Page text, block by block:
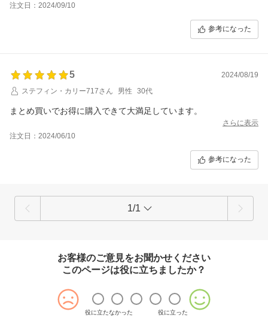
注文日：2024/09/10
参考になった
5
2024/08/19
ステフィン・カリー717さん
男性 30代
まとめ買いでお得に購入できて大満足しています。
さらに表示
注文日：2024/06/10
参考になった
1/1
お客様のご意見をお聞かせください
このページは役に立ちましたか？
役に立たなかった 役に立った